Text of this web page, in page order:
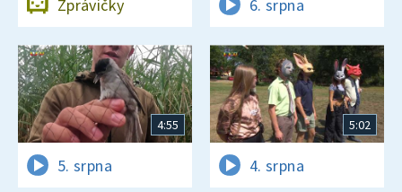
Zprávičky 6. srpna
4:55
5. srpna
5:02
4. srpna